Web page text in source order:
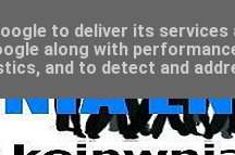
to deliver its services
along with
and to detect and